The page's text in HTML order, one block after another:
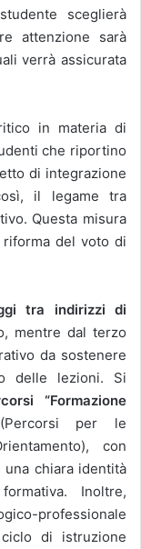
sceglierà
attenzione sarà
verrà assicurata
in materia di
che riportino
di integrazione
il legame tra
Questa misura
riforma del voto di
tra indirizzi di
mentre dal terzo
da sostenere
delle lezioni. Si
“Formazione
per le
con
una chiara identità
Inoltre,
professionale
di istruzione